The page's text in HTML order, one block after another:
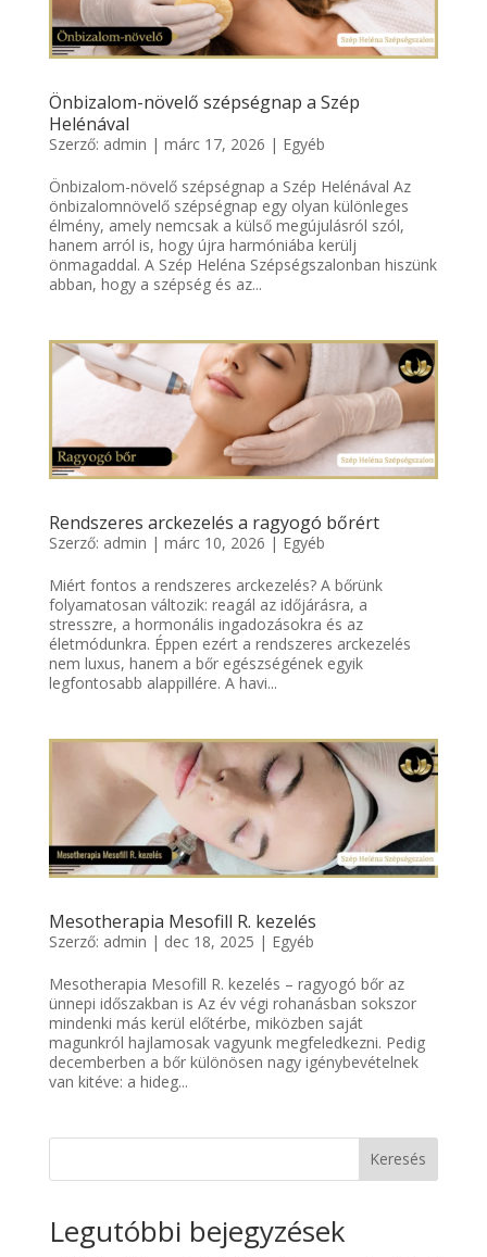
Önbizalom-növelő szépségnap a Szép
Helénával
Szerző: admin | márc 17, 2026 | Egyéb
Önbizalom-növelő szépségnap a Szép Helénával Az
önbizalomnövelő szépségnap egy olyan különleges
élmény, amely nemcsak a külső megújulásról szól,
hanem arról is, hogy újra harmóniába kerülj
önmagaddal. A Szép Heléna Szépségszalonban hiszünk
abban, hogy a szépség és az...
Rendszeres arckezelés a ragyogó bőrért
Szerző: admin | márc 10, 2026 | Egyéb
Miért fontos a rendszeres arckezelés? A bőrünk
folyamatosan változik: reagál az időjárásra, a
stresszre, a hormonális ingadozásokra és az
életmódunkra. Éppen ezért a rendszeres arckezelés
nem luxus, hanem a bőr egészségének egyik
legfontosabb alappillére. A havi...
Mesotherapia Mesofill R. kezelés
Szerző: admin | dec 18, 2025 | Egyéb
Mesotherapia Mesofill R. kezelés – ragyogó bőr az
ünnepi időszakban is Az év végi rohanásban sokszor
mindenki más kerül előtérbe, miközben saját
magunkról hajlamosak vagyunk megfeledkezni. Pedig
decemberben a bőr különösen nagy igénybevételnek
van kitéve: a hideg...
Keresés
Legutóbbi bejegyzések